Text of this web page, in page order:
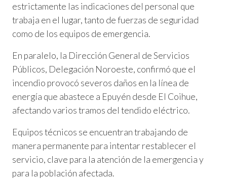
estrictamente las indicaciones del personal que
trabaja en el lugar, tanto de fuerzas de seguridad
como de los equipos de emergencia.
En paralelo, la Dirección General de Servicios
Públicos, Delegación Noroeste, confirmó que el
incendio provocó severos daños en la línea de
energía que abastece a Epuyén desde El Coihue,
afectando varios tramos del tendido eléctrico.
Equipos técnicos se encuentran trabajando de
manera permanente para intentar restablecer el
servicio, clave para la atención de la emergencia y
para la población afectada.